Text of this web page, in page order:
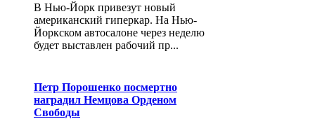
В Нью-Йорк привезут новый
американский гиперкар. На Нью-
Йоркском автосалоне через неделю
будет выставлен рабочий пр...
Петр Порошенко посмертно
наградил Немцова Орденом
Свободы